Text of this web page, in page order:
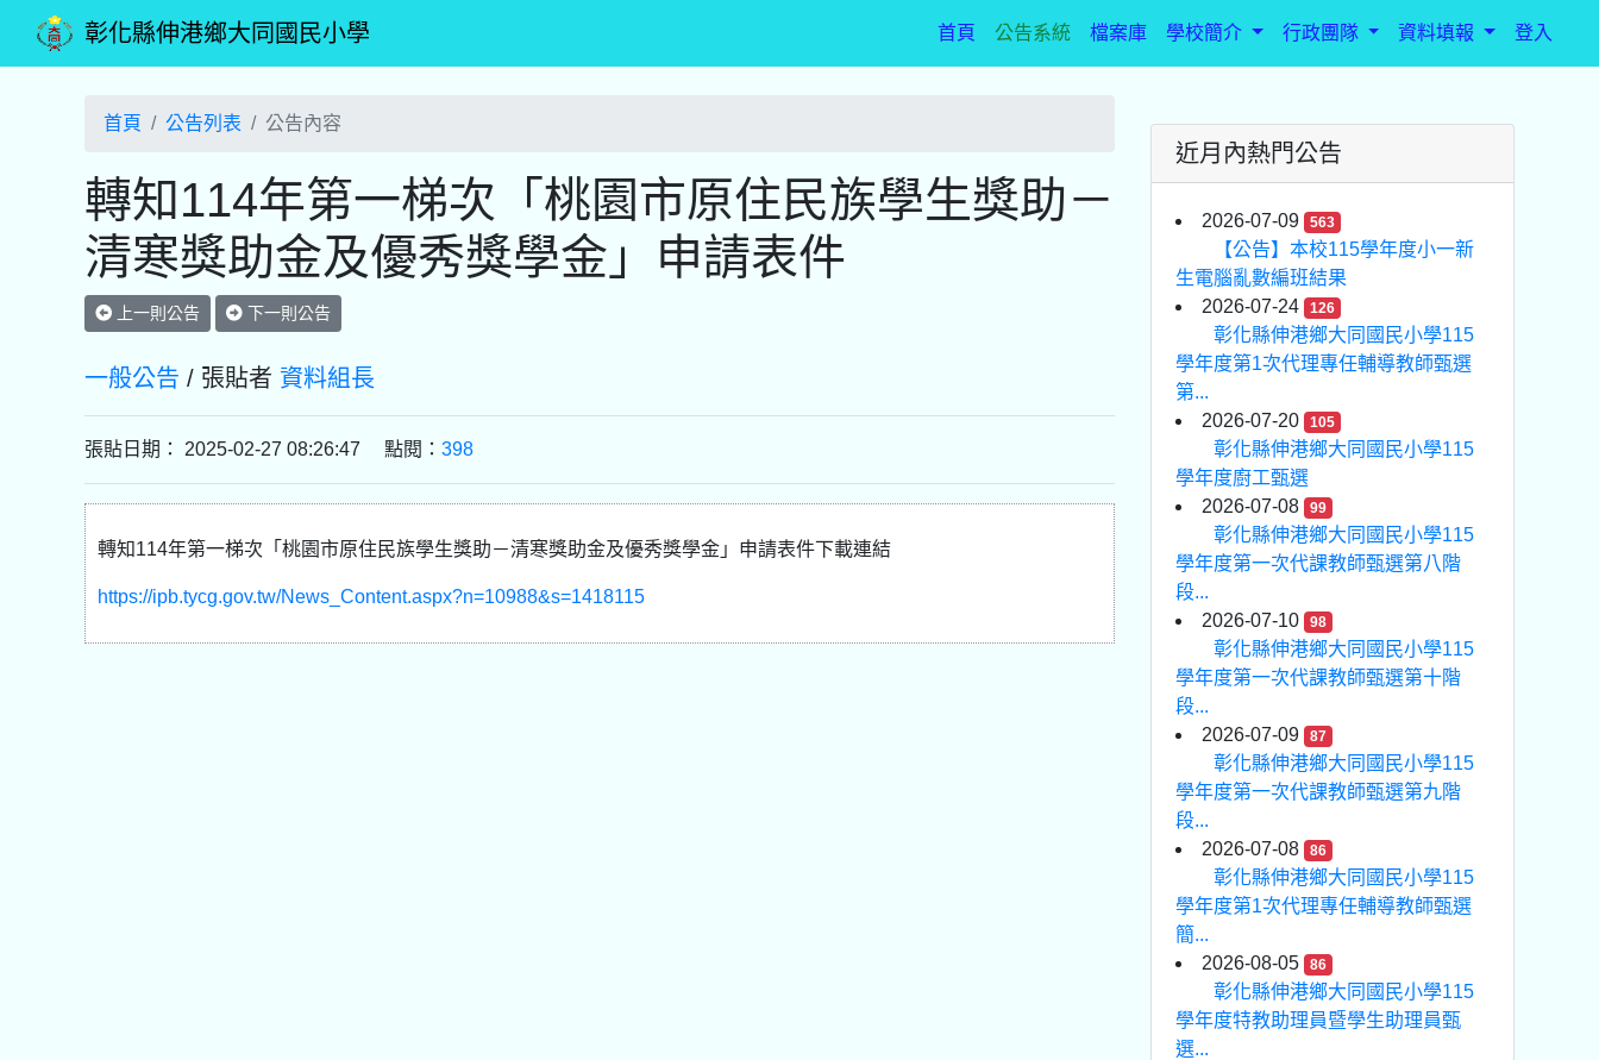
彰化縣伸港鄉大同國民小學 首頁(current)
公告系統 檔案庫 學校簡介 行政團隊 資料填報 登入
首頁 公告列表 公告內容
轉知114年第一梯次「桃園市原住民族學生獎助－
清寒獎助金及優秀獎學金」申請表件
上一則公告 下一則公告
一般公告 / 張貼者 資料組長
張貼日期： 2025-02-27 08:26:47 點閱： 398
轉知114年第一梯次「桃園市原住民族學生獎助－清寒獎助金及優秀獎學金」申請表件下載連結
https://ipb.tycg.gov.tw/News_Content.aspx?n=10988&s=1418115
近月內熱門公告
2026-07-09 563
【公告】本校115學年度小一新
生電腦亂數編班結果
2026-07-24
126
彰化縣伸港鄉大同國民小學115
學年度第1次代理專任輔導教師甄選
第...
2026-07-20
105
彰化縣伸港鄉大同國民小學115
學年度廚工甄選
2026-07-08
99
彰化縣伸港鄉大同國民小學115
學年度第一次代課教師甄選第八階
段...
2026-07-10
98
彰化縣伸港鄉大同國民小學115
學年度第一次代課教師甄選第十階
段...
2026-07-09
87
彰化縣伸港鄉大同國民小學115
學年度第一次代課教師甄選第九階
段...
2026-07-08
86
彰化縣伸港鄉大同國民小學115
學年度第1次代理專任輔導教師甄選
簡...
2026-08-05
86
彰化縣伸港鄉大同國民小學115
學年度特教助理員暨學生助理員甄
選...